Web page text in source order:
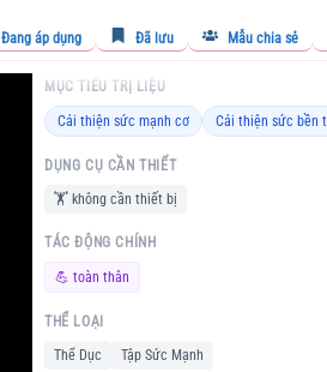
Đang áp dụng Đã lưu Mẫu chia sẻ
MỤC TIÊU TRỊ LIỆU
Cải thiện sức mạnh cơ Cải thiện sức bền
DỤNG CỤ CẦN THIẾT
🏋️ không cần thiết bị
TÁC ĐỘNG CHÍNH
💪 toàn thân
THỂ LOẠI
Thể Dục
Tập Sức Mạnh